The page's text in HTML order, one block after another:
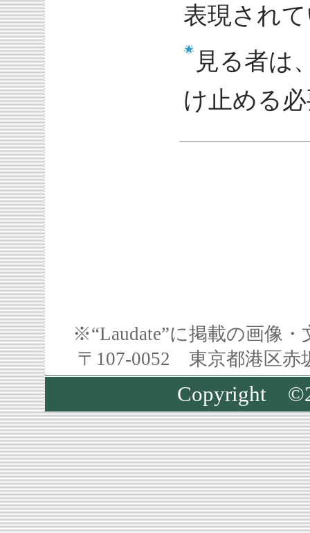
表現され
見る者は
け止める
※“Laudate”に掲載の画像
〒107-0052 東京都港区
Copyright